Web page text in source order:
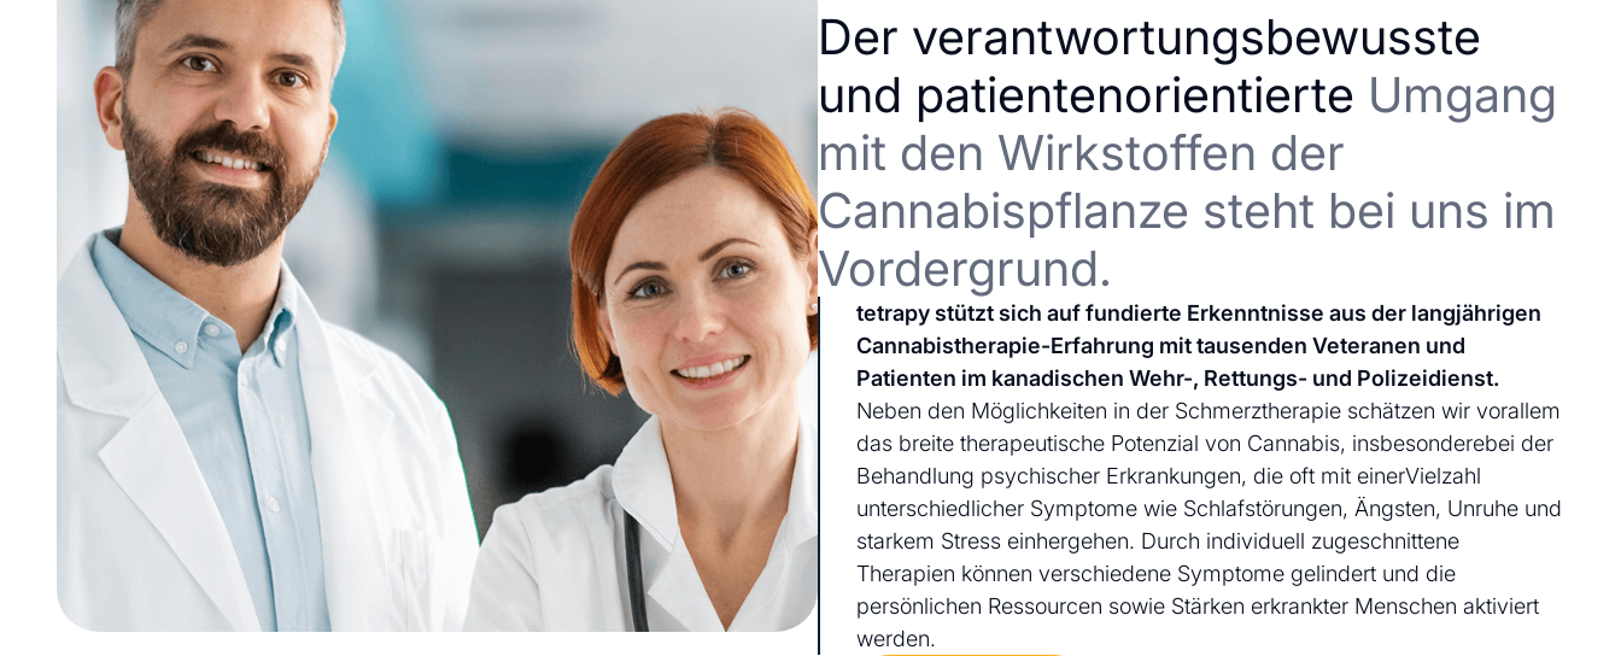
Der verantwortungsbewusste
und patientenorientierte Umgang
mit den Wirkstoffen der
Cannabispflanze steht bei uns im
Vordergrund.
tetrapy stützt sich auf fundierte Erkenntnisse aus der langjährigen
Cannabistherapie-Erfahrung mit tausenden Veteranen und
Patienten im kanadischen Wehr-, Rettungs- und Polizeidienst.
Neben den Möglichkeiten in der Schmerztherapie schätzen wir vorallem
das breite therapeutische Potenzial von Cannabis, insbesonderebei der
Behandlung psychischer Erkrankungen, die oft mit einerVielzahl
unterschiedlicher Symptome wie Schlafstörungen, Ängsten, Unruhe und
starkem Stress einhergehen. Durch individuell zugeschnittene
Therapien können verschiedene Symptome gelindert und die
persönlichen Ressourcen sowie Stärken erkrankter Menschen aktiviert
werden.